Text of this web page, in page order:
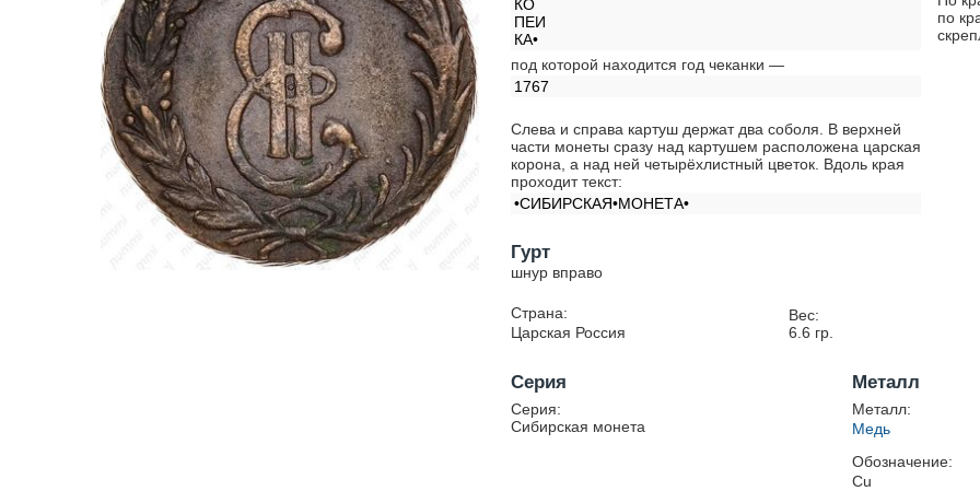
КО
ПЕИ
КА•
под которой находится год чеканки —
1767
Слева и справа картуш держат два соболя. В верхней
части монеты сразу над картушем расположена царская
корона, а над ней четырёхлистный цветок. Вдоль края
проходит текст:
•СИБИРСКАЯ•МОНЕТА•
по
Гурт
шнур вправо
Страна:
Царская Россия
Вес:
6.6 гр.
Серия
Серия:
Сибирская монета
Металл
Металл:
Медь
Обозначение:
Cu